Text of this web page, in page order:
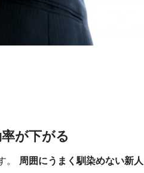
が下がる
。 周囲にうまく馴染めない新人